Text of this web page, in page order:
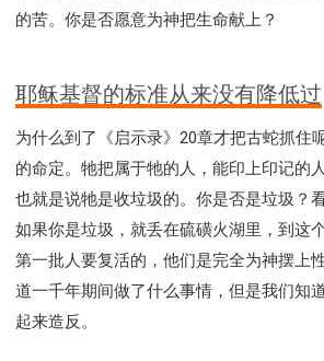
的苦。你是否愿意为神把生命献上？
耶稣基督的标准从来没有降低过
为什么到了《启示录》20章才把古蛇抓住
的命定。牠把属于牠的人，能印上印记的
也就是说牠是收垃圾的。你是否是垃圾？
如果你是垃圾，就丢在硫磺火湖里，到这
第一批人要复活的，他们是完全为神摆上
道一千年期间做了什么事情，但是我们知
起来造反。